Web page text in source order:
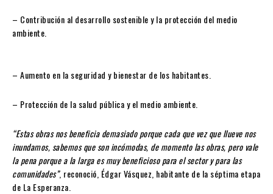
– Contribución al desarrollo sostenible y la protección del medio
ambiente.
– Aumento en la seguridad y bienestar de los habitantes.
– Protección de la salud pública y el medio ambiente.
“Estas obras nos beneficia demasiado porque cada que vez que llueve nos
inundamos, sabemos que son incómodas, de momento las obras, pero vale
la pena porque a la larga es muy beneficioso para el sector y para las
comunidades”, reconoció, Édgar Vásquez, habitante de la séptima etapa
de La Esperanza.